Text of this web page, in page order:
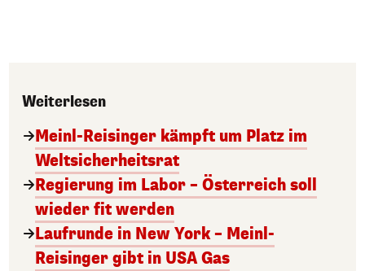
Weiterlesen
Meinl-Reisinger kämpft um Platz im
Weltsicherheitsrat
Regierung im Labor – Österreich soll
wieder fit werden
Laufrunde in New York – Meinl-
Reisinger gibt in USA Gas